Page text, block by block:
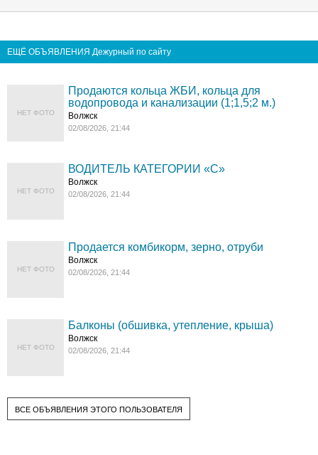
ЕЩЁ ОБЪЯВЛЕНИЯ Дежурный по сайту
НЕТ ФОТО
Продаются кольца ЖБИ, кольца для
водопровода и канализации (1;1,5;2 м.)
Волжск
02/08/2026, 21:44
НЕТ ФОТО
ВОДИТЕЛЬ КАТЕГОРИИ «C»
Волжск
02/08/2026, 21:44
НЕТ ФОТО
Продается комбикорм, зерно, отруби
Волжск
02/08/2026, 21:44
НЕТ ФОТО
Балконы (обшивка, утепление, крыша)
Волжск
02/08/2026, 21:44
ВСЕ ОБЪЯВЛЕНИЯ ЭТОГО ПОЛЬЗОВАТЕЛЯ